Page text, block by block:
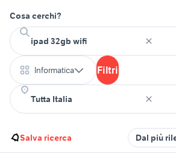
Cosa cerchi?
Informatica Filtri
Salva ricerca Dal più